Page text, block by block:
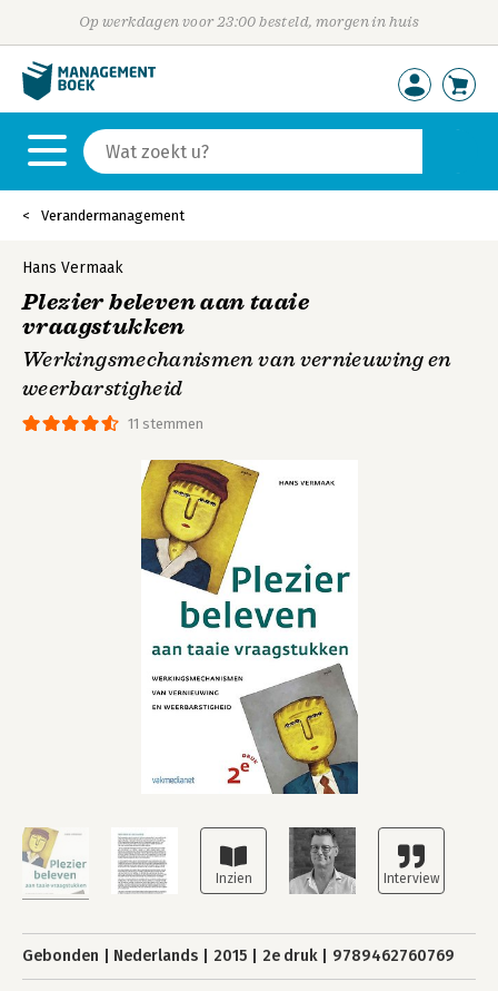
Op werkdagen voor 23:00 besteld, morgen in huis
Verandermanagement
11 stemmen
Hans Vermaak
Plezier beleven aan taaie
vraagstukken
Werkingsmechanismen van vernieuwing en
weerbarstigheid
Gebonden Nederlands 2015 2e druk 9789462760769